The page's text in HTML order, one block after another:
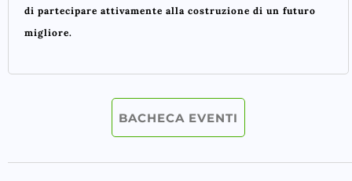
di partecipare attivamente alla costruzione di un futuro
migliore.
BACHECA EVENTI